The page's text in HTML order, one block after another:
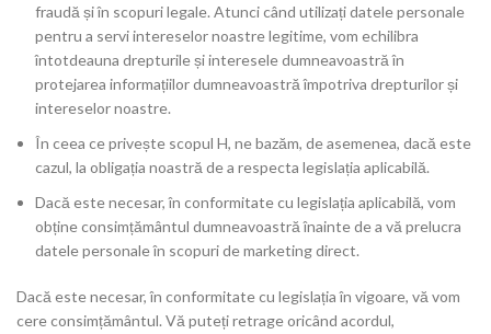
fraudă și în scopuri legale. Atunci când utilizați datele personale
pentru a servi intereselor noastre legitime, vom echilibra
întotdeauna drepturile și interesele dumneavoastră în
protejarea informațiilor dumneavoastră împotriva drepturilor și
intereselor noastre.
În ceea ce privește scopul H, ne bazăm, de asemenea, dacă este
cazul, la obligația noastră de a respecta legislația aplicabilă.
Dacă este necesar, în conformitate cu legislația aplicabilă, vom
obține consimțământul dumneavoastră înainte de a vă prelucra
datele personale în scopuri de marketing direct.
Dacă este necesar, în conformitate cu legislația în vigoare, vă vom
cere consimțământul. Vă puteți retrage oricând acordul,